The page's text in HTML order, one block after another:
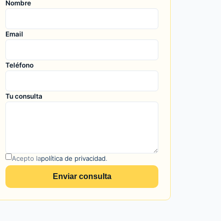
Nombre
Email
Teléfono
Tu consulta
Acepto lapolítica de privacidad.
Enviar consulta